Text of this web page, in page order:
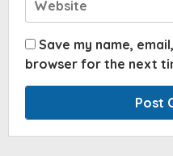
Save my name,
browser for the next